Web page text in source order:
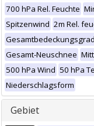
700 hPa Rel. Feuchte
Spitzenwind 2m Rel.
Gesamtbedeckungsgrad
Gesamt-Neuschnee
500 hPa Wind 50 hPa
Niederschlagsform
Gebiet